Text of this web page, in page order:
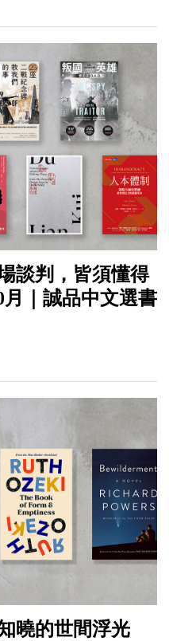
談判，皆須懂得
｜誠品中文選書
曉的世間浮光